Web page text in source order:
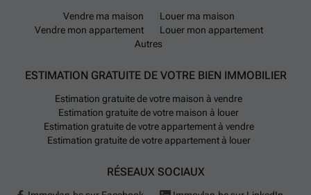
Vendre ma maison
Louer ma maison
Vendre mon appartement
Louer mon appartement
Autres
ESTIMATION GRATUITE DE VOTRE BIEN IMMOBILIER
Estimation gratuite de votre maison à vendre
Estimation gratuite de votre maison à louer
Estimation gratuite de votre appartement à vendre
Estimation gratuite de votre appartement à louer
RÉSEAUX SOCIAUX